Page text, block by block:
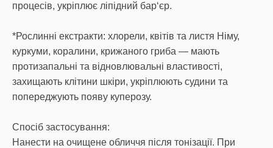
процесів, укріплює ліпідний бар‘єр.
*Рослинні екстракти: хлорели, квітів та листя Німу,
куркуми, коралини, крижаного гриба — мають
протизапальні та відновлювальні властивості,
захищають клітини шкіри, укріплюють судини та
попереджують появу куперозу.
Спосіб застосування:
Нанести на очищене обличчя після тонізації. При